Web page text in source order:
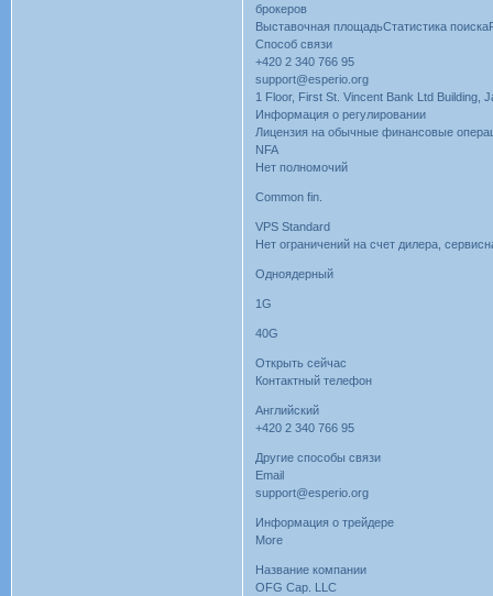
брокеров
Выставочная площадьСтатистика
Способ связи
+420 2 340 766 95
support@esperio.org
1 Floor, First St. Vincent Bank Ltd Building,
Информация о регулировании
Лицензия на обычные финансовые
NFA
Нет полномочий
Common fin.
VPS Standard
Нет ограничений на счет дилера,
Одноядерный
1G
40G
Открыть сейчас
Контактный телефон
Английский
+420 2 340 766 95
Другие способы связи
Email
support@esperio.org
Информация о трейдере
More
Название компании
OFG Cap. LLC